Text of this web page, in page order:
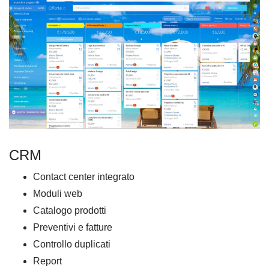
CRM
Contact center integrato
Moduli web
Catalogo prodotti
Preventivi e fatture
Controllo duplicati
Report